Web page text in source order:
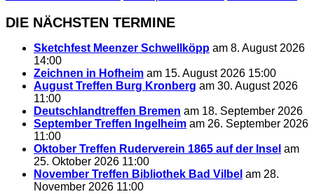
DIE NÄCHSTEN TERMINE
Sketchfest Meenzer Schwellköpp am 8. August 2026
14:00
Zeichnen in Hofheim am 15. August 2026 15:00
August Treffen Burg Kronberg am 30. August 2026
11:00
Deutschlandtreffen Bremen am 18. September 2026
September Treffen Ingelheim am 26. September 2026
11:00
Oktober Treffen Ruderverein 1865 auf der Insel am
25. Oktober 2026 11:00
November Treffen Bibliothek Bad Vilbel am 28.
November 2026 11:00